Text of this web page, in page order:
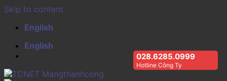
Skip to content
English
English
028.6285.0999
Hotline Công Ty